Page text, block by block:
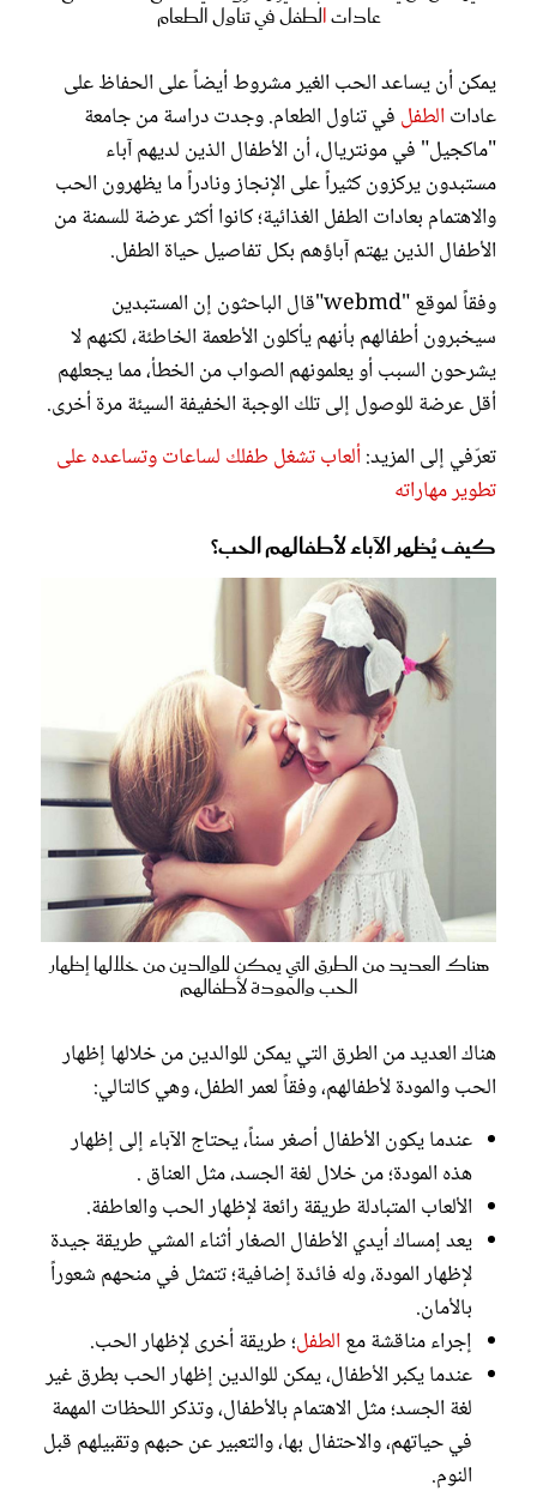
عاداتالطفل في تناول الطعام
يمكن أن يساعد الحب الغير مشروط أيضاً على الحفاظ على
عادات الطفل في تناول الطعام. وجدت دراسة من جامعة
"ماكجيل" في مونتريال، أن الأطفال الذين لديهم آباء
مستبدون يركزون كثيراً على الإنجاز ونادراً ما يظهرون الحب
والاهتمام بعادات الطفل الغذائية؛ كانوا أكثر عرضة للسمنة من
الأطفال الذين يهتم آباؤهم بكل تفاصيل حياة الطفل.
وفقاً لموقع "webmd"قال الباحثون إن المستبدين
سيخبرون أطفالهم بأنهم يأكلون الأطعمة الخاطئة، لكنهم لا
يشرحون السبب أو يعلمونهم الصواب من الخطأ، مما يجعلهم
أقل عرضة للوصول إلى تلك الوجبة الخفيفة السيئة مرة أخرى.
تعرّفي إلى المزيد:ألعاب تشغل طفلك لساعات وتساعده على
تطوير مهاراته
كيف يُظهر الآباء لأطفالهم الحب؟
هناك العديد من الطرق التي يمكن للوالدين من خلالها إظهار
الحب والمودة لأطفالهم
هناك العديد من الطرق التي يمكن للوالدين من خلالها إظهار
الحب والمودة لأطفالهم، وفقاً لعمر الطفل، وهي كالتالي:
عندما يكون الأطفال أصغر سناً، يحتاج الآباء إلى إظهار
هذه المودة؛ من خلال لغة الجسد، مثل العناق .
الألعاب المتبادلة طريقة رائعة لإظهار الحب والعاطفة.
يعد إمساك أيدي الأطفال الصغار أثناء المشي طريقة جيدة
لإظهار المودة، وله فائدة إضافية؛ تتمثل في منحهم شعوراً
بالأمان.
إجراء مناقشة مع الطفل؛ طريقة أخرى لإظهار الحب.
عندما يكبر الأطفال، يمكن للوالدين إظهار الحب بطرق غير
لغة الجسد؛ مثل الاهتمام بالأطفال، وتذكر اللحظات المهمة
في حياتهم، والاحتفال بها، والتعبير عن حبهم وتقبيلهم قبل
النوم.